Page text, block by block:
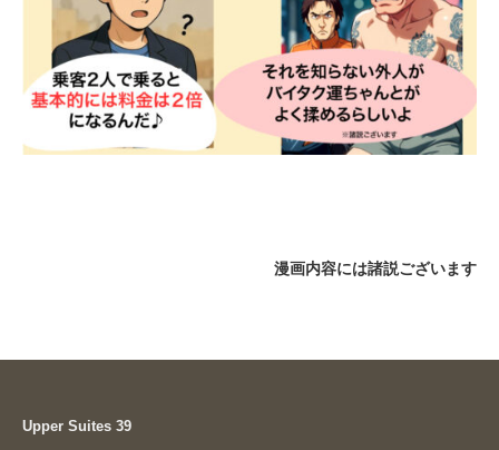
漫画内容には諸説ございます
Upper Suites 39